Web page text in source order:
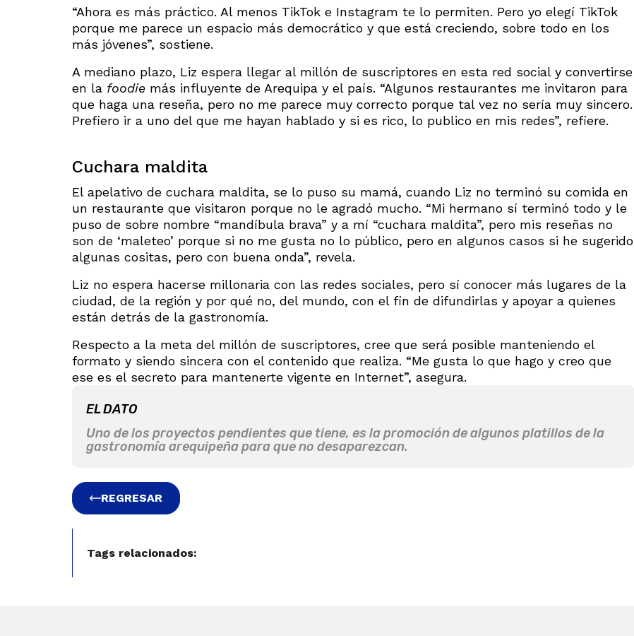
“Ahora es más práctico. Al menos TikTok e Instagram te lo permiten. Pero yo elegí TikTok
porque me parece un espacio más democrático y que está creciendo, sobre todo en los
más jóvenes”, sostiene.
A mediano plazo, Liz espera llegar al millón de suscriptores en esta red social y convertirse
en la foodie más influyente de Arequipa y el país. “Algunos restaurantes me invitaron para
que haga una reseña, pero no me parece muy correcto porque tal vez no sería muy sincero.
Prefiero ir a uno del que me hayan hablado y si es rico, lo publico en mis redes”, refiere.
Cuchara maldita
El apelativo de cuchara maldita, se lo puso su mamá, cuando Liz no terminó su comida en
un restaurante que visitaron porque no le agradó mucho. “Mi hermano sí terminó todo y le
puso de sobre nombre “mandíbula brava” y a mí “cuchara maldita”, pero mis reseñas no
son de ‘maleteo’ porque si no me gusta no lo público, pero en algunos casos si he sugerido
algunas cositas, pero con buena onda”, revela.
Liz no espera hacerse millonaria con las redes sociales, pero sí conocer más lugares de la
ciudad, de la región y por qué no, del mundo, con el fin de difundirlas y apoyar a quienes
están detrás de la gastronomía.
Respecto a la meta del millón de suscriptores, cree que será posible manteniendo el
formato y siendo sincera con el contenido que realiza. “Me gusta lo que hago y creo que
ese es el secreto para mantenerte vigente en Internet”, asegura.
EL DATO
Uno de los proyectos pendientes que tiene, es la promoción de algunos platillos de la
gastronomía arequipeña para que no desaparezcan.
REGRESAR
Tags relacionados: